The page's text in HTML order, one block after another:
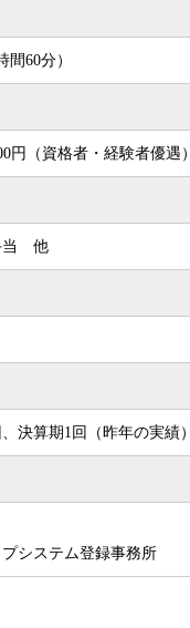
間60分）
円（資格者・経験者優遇）
当 他
決算期1回（昨年の実績）
システム登録事務所